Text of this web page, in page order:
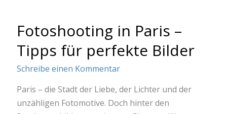
Fotoshooting in Paris –
Tipps für perfekte Bilder
Schreibe einen Kommentar
Paris – die Stadt der Liebe, der Lichter und der
unzähligen Fotomotive. Doch hinter den